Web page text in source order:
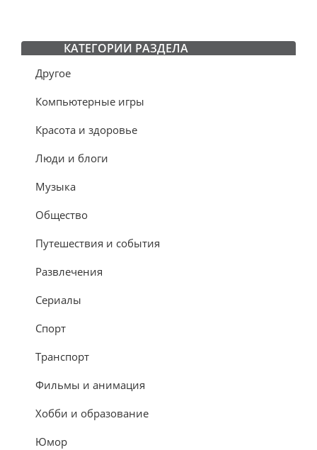
КАТЕГОРИИ РАЗДЕЛА
Другое
Компьютерные игры
Красота и здоровье
Люди и блоги
Музыка
Общество
Путешествия и события
Развлечения
Сериалы
Спорт
Транспорт
Фильмы и анимация
Хобби и образование
Юмор